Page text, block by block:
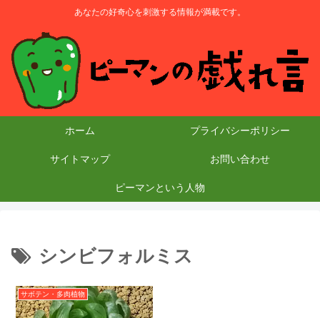
あなたの好奇心を刺激する情報が満載です。
ホーム プライバシーポリシー
サイトマップ お問い合わせ
ピーマンという人物
シンビフォルミス
サボテン・多肉植物